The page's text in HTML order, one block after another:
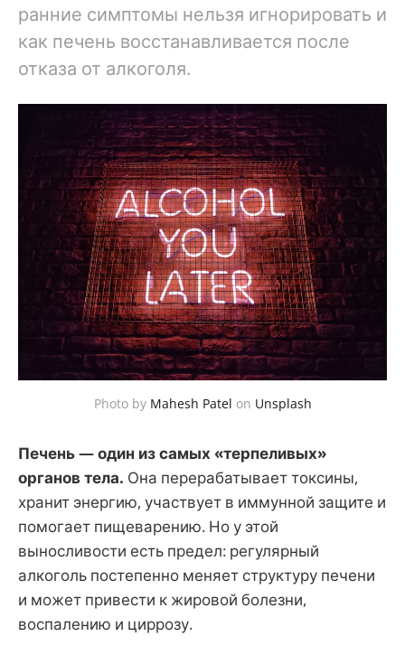
ранние симптомы нельзя игнорировать и
как печень восстанавливается после
отказа от алкоголя.
Photo by Mahesh Patel on Unsplash
Печень — один из самых «терпеливых»
органов тела. Она перерабатывает токсины,
хранит энергию, участвует в иммунной защите и
помогает пищеварению. Но у этой
выносливости есть предел: регулярный
алкоголь постепенно меняет структуру печени
и может привести к жировой болезни,
воспалению и циррозу.